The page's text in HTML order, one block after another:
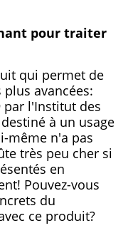
pour traiter
qui permet de
avancées:
par l'Institut des
à un usage
même n'a pas
très peu cher si
en
Pouvez-vous
du
ce produit?